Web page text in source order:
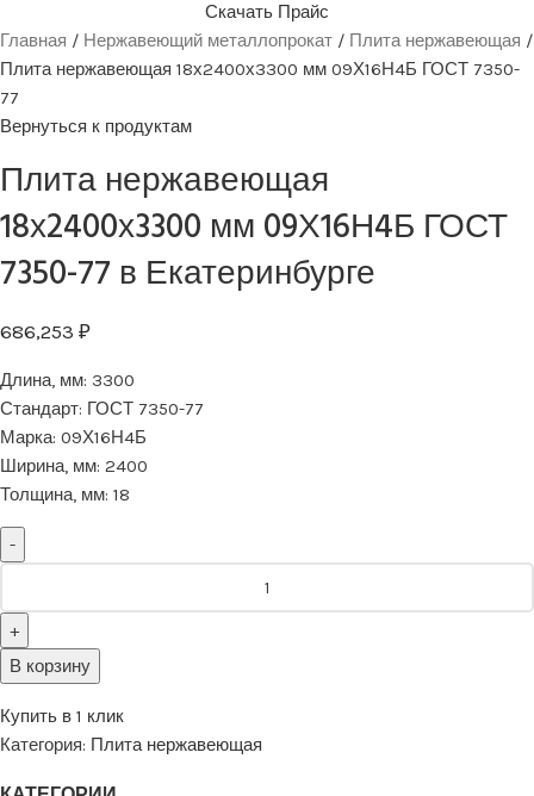
Скачать Прайс
Главная Нержавеющий металлопрокат
Плита нержавеющая
Плита нержавеющая 18х2400х3300 мм 09Х16Н4Б ГОСТ 7350-
77
Вернуться к продуктам
Плита нержавеющая
18х2400х3300 мм 09Х16Н4Б ГОСТ
7350-77 в Екатеринбурге
686,253 ₽
Длина, мм: 3300
Стандарт: ГОСТ 7350-77
Марка: 09Х16Н4Б
Ширина, мм: 2400
Толщина, мм: 18
В корзину
Купить в 1 клик
Категория: Плита нержавеющая